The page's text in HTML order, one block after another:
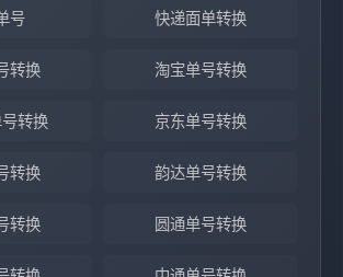
号 快递面单转换
转换 淘宝单号转换
转换 京东单号转换
转换 韵达单号转换
转换 圆通单号转换